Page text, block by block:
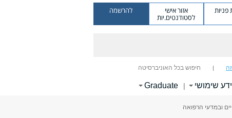
אזור אישי
לסטודנטים.יות
להרשמה
חיפוש בכל האוניברסיטה
שימושי |
Graduate
ובמדעי הרפואה